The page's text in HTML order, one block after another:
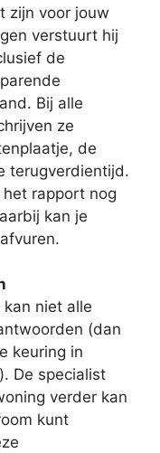
zijn voor jouw
verstuurt hij
de
Bij alle
ze
de
terugverdientijd.
rapport nog
kan je
niet alle
(dan
keuring in
De specialist
verder kan
kunt